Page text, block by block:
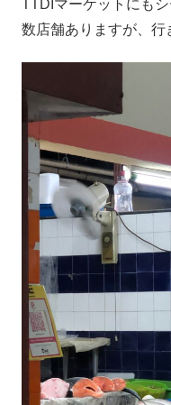
TTDIマーケットにも
数店舗ありますが、行